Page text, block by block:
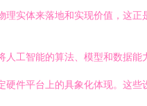
理实体来落地和实现价值，这正
人工智能的算法、模型和数据
硬件平台上的具象化体现。这